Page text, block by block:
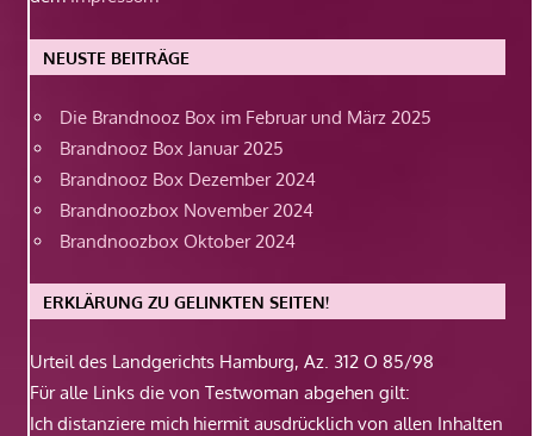
NEUSTE BEITRÄGE
Die Brandnooz Box im Februar und März 2025
Brandnooz Box Januar 2025
Brandnooz Box Dezember 2024
Brandnoozbox November 2024
Brandnoozbox Oktober 2024
ERKLÄRUNG ZU GELINKTEN SEITEN!
Urteil des Landgerichts Hamburg, Az. 312 O 85/98
Für alle Links die von Testwoman abgehen gilt:
Ich distanziere mich hiermit ausdrücklich von allen Inhalten